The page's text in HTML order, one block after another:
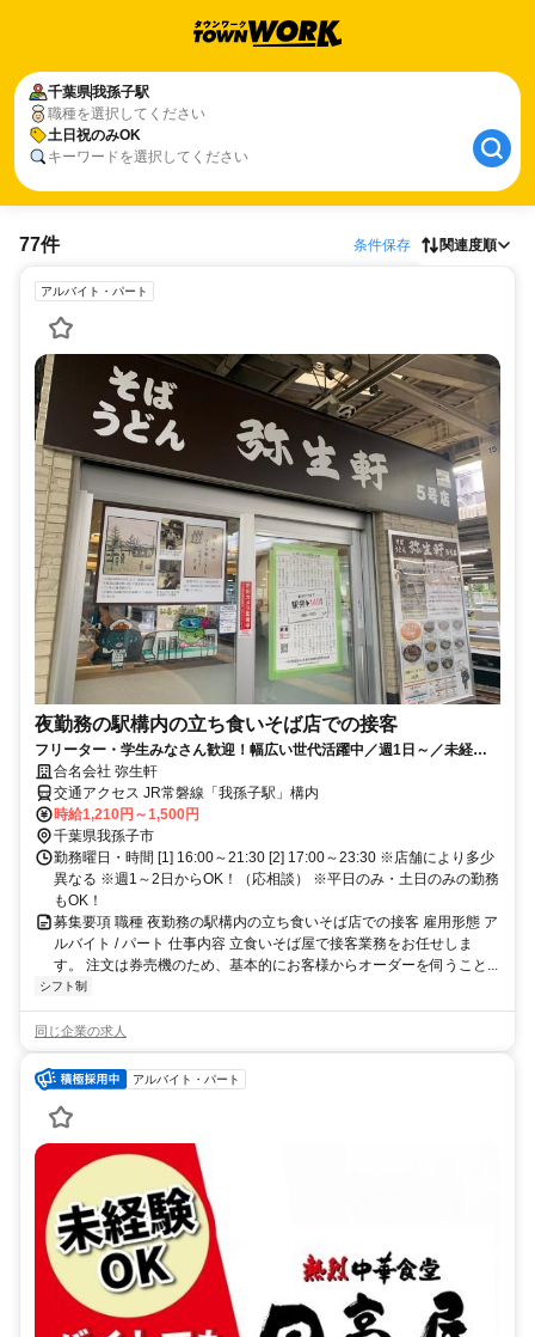
千葉県我孫子駅
職種を選択してください
土日祝のみOK
キーワードを選択してください
77件 条件保存 関連度順
アルバイト・パート
夜勤務の駅構内の立ち食いそば店での接客
フリーター・学生みなさん歓迎！幅広い世代活躍中／週1日～／未経験
OK／立ち食いそば店での接客
合名会社 弥生軒
交通アクセス JR常磐線「我孫子駅」構内
時給1,210円～1,500円
千葉県我孫子市
勤務曜日・時間 [1] 16:00～21:30 [2] 17:00～23:30 ※店舗により多少
異なる ※週1～2日からOK！（応相談） ※平日のみ・土日のみの勤務
もOK！
募集要項 職種 夜勤務の駅構内の立ち食いそば店での接客 雇用形態 ア
ルバイト / パート 仕事内容 立食いそば屋で接客業務をお任せしま
す。 注文は券売機のため、基本的にお客様からオーダーを伺うこと...
シフト制
同じ企業の求人
アルバイト・パート